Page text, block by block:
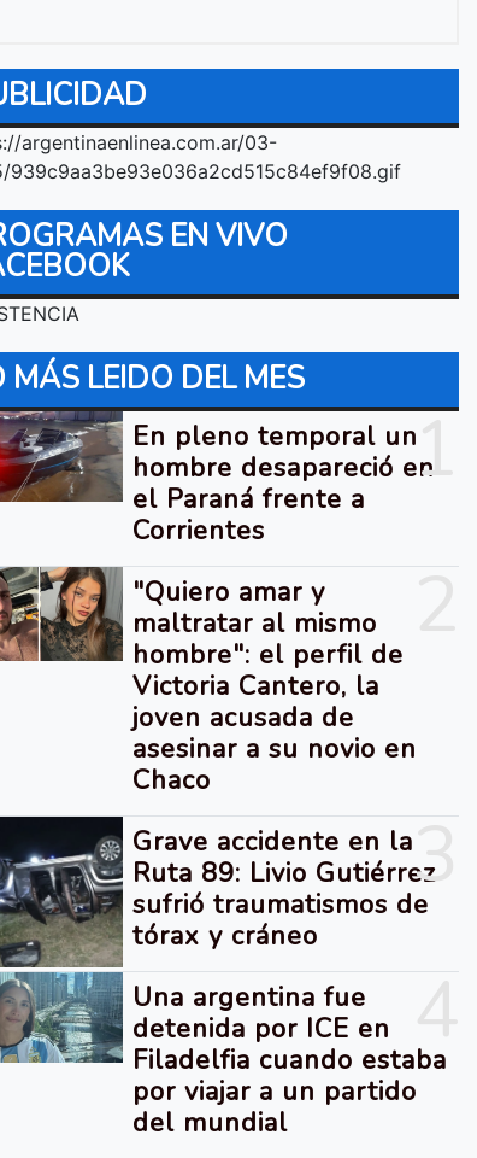
argentinaenlinea.com.ar/03-
939c9aa3be93e036a2cd515c84ef9f08.gif
EN VIVO
MÁS LEIDO DEL MES
1
En pleno temporal un
hombre desapareció en
el Paraná frente a
Corrientes
"Quiero amar y
maltratar al mismo
hombre": el perfil de
Victoria Cantero, la
joven acusada de
asesinar a su novio en
Chaco
3
Grave accidente en la
Ruta 89: Livio Gutiérrez
sufrió traumatismos de
tórax y cráneo
Una argentina fue
detenida por ICE en
Filadelfia cuando estaba
por viajar a un partido
del mundial